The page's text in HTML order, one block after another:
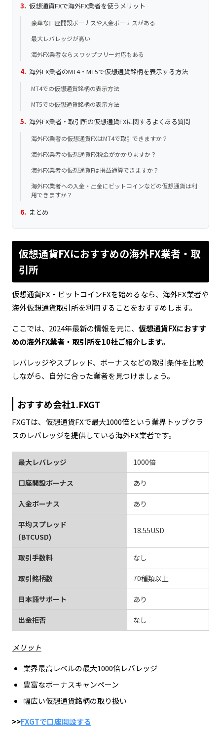
仮想通貨FXで海外FX業者を使うメリット
豪華な口座開設ボーナスや入金ボーナスがある
最大レバレッジが高い
海外FX業者ならスワップフリー対応もある
海外FX業者のMT4・MT5で仮想通貨銘柄を表示する方法
MT4での仮想通貨銘柄の表示方法
MT5での仮想通貨銘柄の表示方法
海外FX業者・取引所の仮想通貨FXに関するよくある質問
海外FX業者の仮想通貨FXはMT4で取引できますか？
海外FX業者の仮想通貨FX税金がかかりますか？
海外FX業者の仮想通貨Fは損益通算できますか？
海外FX業者への入金・出金にビットコインなどの仮想通貨は利
用できますか？
まとめ
仮想通貨FXにおすすめの海外FX業者・取
引所
仮想通貨FX・ビットコインFXを始めるなら、海外FX業者や
海外仮想通貨取引所を利用することをおすすめします。
ここでは、2024年最新の情報を元に、 仮想通貨FXにおすす
めの海外FX業者・取引所を10社ご紹介します。
レバレッジやスプレッド、ボーナスなどの取引条件を比較
しながら、自分に合った業者を見つけましょう。
おすすめ会社1.FXGT
FXGTは、仮想通貨FXで最大1000倍という業界トップクラ
スのレバレッジを提供している海外FX業者です。
最大レバレッジ 1000倍
口座開設ボーナス あり
入金ボーナス あり
平均スプレッド
(BTCUSD)
18.55USD
取引手数料 なし
取引銘柄数 70種類以上
日本語サポート あり
出金拒否 なし
メリット
業界最高レベルの最大1000倍レバレッジ
豊富なボーナスキャンペーン
幅広い仮想通貨銘柄の取り扱い
>>FXGTで口座開設する